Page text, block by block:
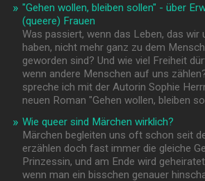
"Gehen wollen, bleiben sollen" - über
(queere) Frauen
Was passiert, wenn das Leben, das wir
haben, nicht mehr ganz zu dem
geworden sind? Und wie viel Freiheit
wenn andere Menschen auf uns
spreche ich mit der Autorin Sophie
neuen Roman "Gehen wollen, bleiben
Wie queer sind Märchen wirklich?
Märchen begleiten uns oft schon seit
erzählen doch fast immer die gleiche
Prinzessin, und am Ende wird
wenn man ein bisschen genauer